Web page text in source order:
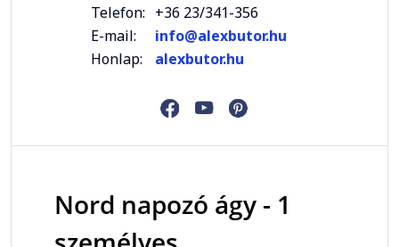
Telefon: +36 23/341-356
E-mail:
info@alexbutor.hu
Honlap:
alexbutor.hu
Nord napozó ágy - 1